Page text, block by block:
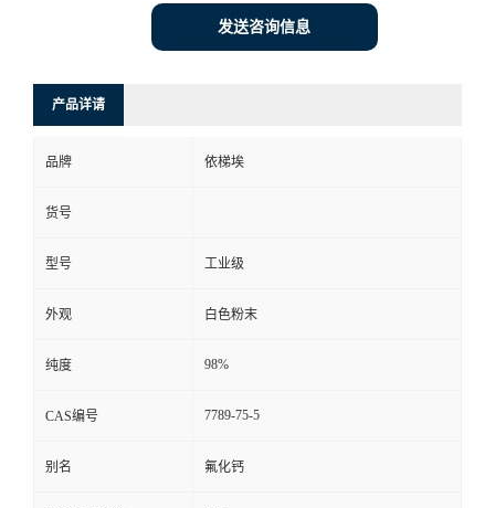
发送咨询信息
产品详请
品牌 依梯埃
货号
型号 工业级
外观 白色粉末
纯度 98%
CAS编号 7789-75-5
别名 氟化钙